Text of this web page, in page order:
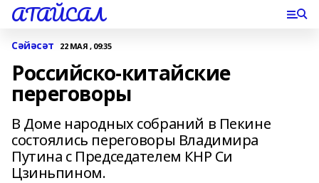
АТАЙСАЛ
Сәйәсәт 22 МАЯ , 09:35
Российско-китайские
переговоры
В Доме народных собраний в Пекине
состоялись переговоры Владимира
Путина с Председателем КНР Си
Цзиньпином.